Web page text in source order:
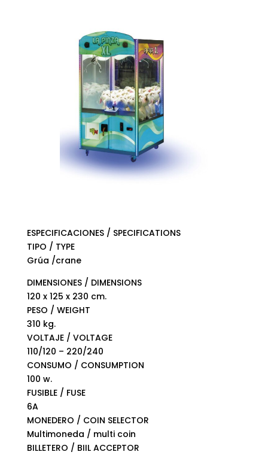
ESPECIFICACIONES / SPECIFICATIONS
TIPO / TYPE
Grúa /crane
DIMENSIONES / DIMENSIONS
120 x 125 x 230 cm.
PESO / WEIGHT
310 kg.
VOLTAJE / VOLTAGE
110/120 – 220/240
CONSUMO / CONSUMPTION
100 w.
FUSIBLE / FUSE
6A
MONEDERO / COIN SELECTOR
Multimoneda / multi coin
BILLETERO / BIIL ACCEPTOR